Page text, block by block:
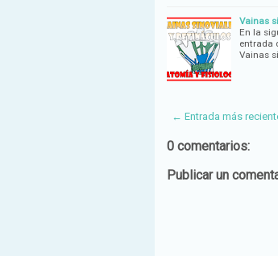
Vainas
En la
entrada
Vainas
← Entrada más
0 comentarios:
Publicar un